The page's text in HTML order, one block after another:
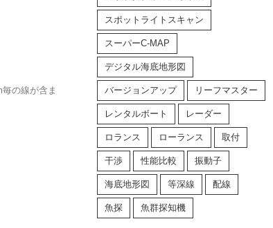
の線が含ま
スポットライトスキャン
スーパーC-MAP
デジタル海底地形図
バージョンアップ リーフマスター
レンタルボート レーダー
ロランス ローランス 取付
干渉 性能比較 振動子
海底地形図 等深線 配線
魚探 魚群探知機